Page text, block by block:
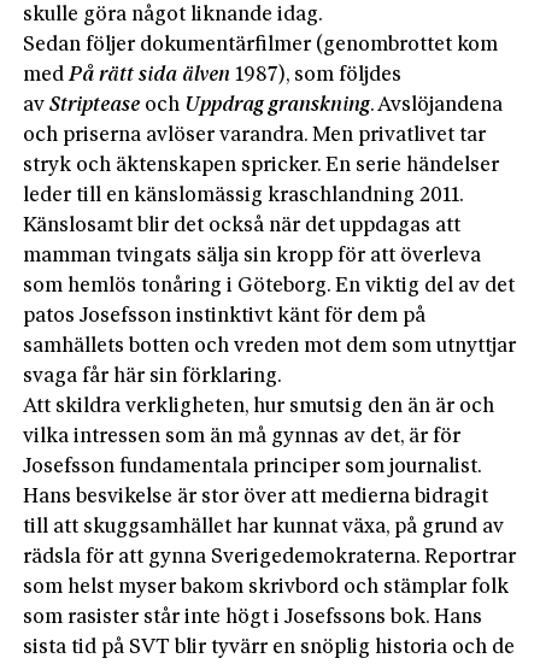
skulle göra något liknande idag.
Sedan följer dokumentärfilmer (genombrottet kom
medPå rätt sida älven 1987), som följdes
avStriptease och Uppdrag granskning. Avslöjandena
och priserna avlöser varandra. Men privatlivet tar
stryk och äktenskapen spricker. En serie händelser
leder till en känslomässig kraschlandning 2011.
Känslosamt blir det också när det uppdagas att
mamman tvingats sälja sin kropp för att överleva
som hemlös tonåring i Göteborg. En viktig del av det
patos Josefsson instinktivt känt för dem på
samhällets botten och vreden mot dem som utnyttjar
svaga får här sin förklaring.
Att skildra verkligheten, hur smutsig den än är och
vilka intressen som än må gynnas av det, är för
Josefsson fundamentala principer som journalist.
Hans besvikelse är stor över att medierna bidragit
till att skuggsamhället har kunnat växa, på grund av
rädsla för att gynna Sverige­demokraterna. Reportrar
som helst myser bakom skrivbord och stämplar folk
som rasister står inte högt i Josefssons bok. Hans
sista tid på SVT blir tyvärr en snöplig historia och de